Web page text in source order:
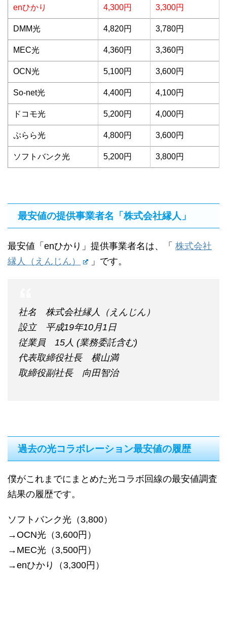
enひかり 4,300円 3,300円
DMM光 4,820円 3,780円
MEC光 4,360円 3,360円
OCN光 5,100円 3,600円
So-net光 4,400円 4,100円
ドコモ光 5,200円 4,000円
ぷらら光 4,800円 3,600円
ソフトバンク光 5,200円 3,800円
最安値の提供事業者名「株式会社縁人」
最安値「enひかり」提供事業者名は、「 株式会社
縁人（えんじん）
」です。
社名 株式会社縁人（えんじん）
設立 平成19年10月1日
従業員 15人 (業務委託含む)
代表取締役社長 横山満
取締役副社長 向田智治
過去の光コラボレーション最安値の履歴
僕がこれまでにまとめた光コラボ回線の最安値調査
結果の履歴です。
ソフトバンク光（3,800）
→OCN光（3,600円）
→MEC光（3,500円）
→enひかり（3,300円）